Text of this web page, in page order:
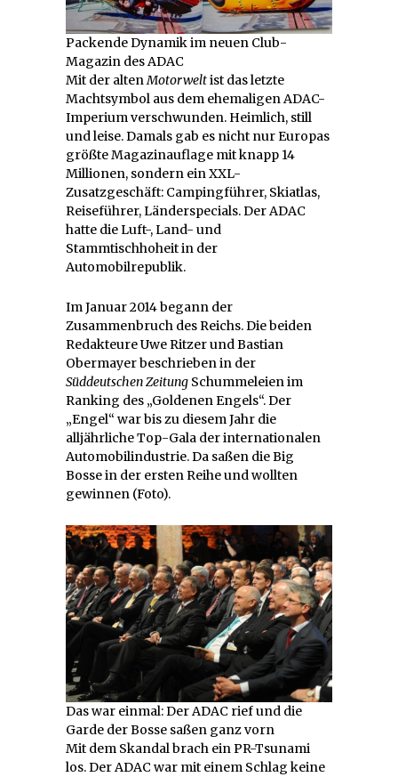
Packende Dynamik im neuen Club-
Magazin des ADAC
Mit der altenMotorweltist das letzte
Machtsymbol aus dem ehemaligen ADAC-
Imperium verschwunden. Heimlich, still
und leise. Damals gab es nicht nur Europas
größte Magazinauflage mit knapp 14
Millionen, sondern ein XXL-
Zusatzgeschäft: Campingführer, Skiatlas,
Reiseführer, Länderspecials. Der ADAC
hatte die Luft-, Land- und
Stammtischhoheit in der
Automobilrepublik.
Im Januar 2014 begann der
Zusammenbruch des Reichs. Die beiden
Redakteure Uwe Ritzer und Bastian
Obermayer beschrieben in der
Süddeutschen Zeitung Schummeleien im
Ranking des „Goldenen Engels“. Der
„Engel“ war bis zu diesem Jahr die
alljährliche Top-Gala der internationalen
Automobilindustrie. Da saßen die Big
Bosse in der ersten Reihe und wollten
gewinnen (Foto).
Das war einmal: Der ADAC rief und die
Garde der Bosse saßen ganz vorn
Mit dem Skandal brach ein PR-Tsunami
los. Der ADAC war mit einem Schlag keine